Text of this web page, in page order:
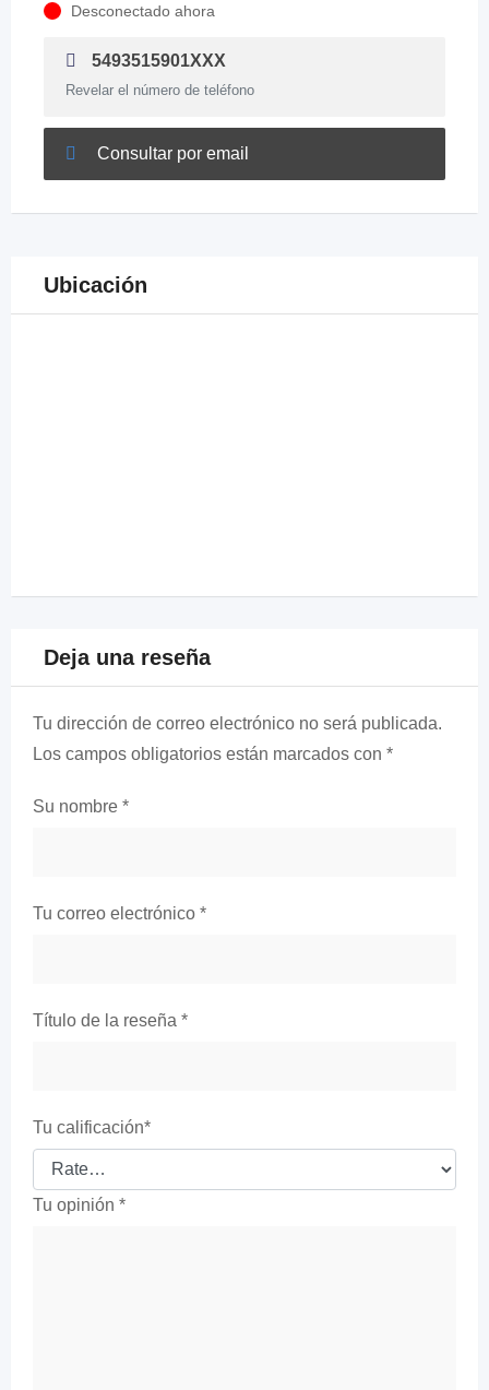
Desconectado ahora
5493515901XXX
Revelar el número de teléfono
Consultar por email
Ubicación
Deja una reseña
Tu dirección de correo electrónico no será publicada.
Los campos obligatorios están marcados con *
Su nombre *
Tu correo electrónico *
Título de la reseña *
Tu calificación*
Tu opinión *